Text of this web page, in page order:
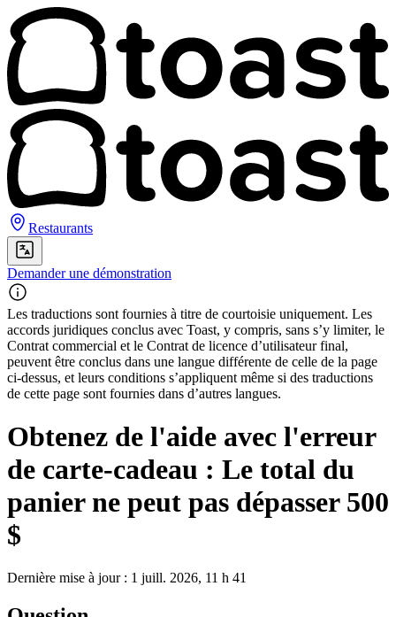
Restaurants
Demander une démonstration
Les traductions sont fournies à titre de courtoisie uniquement. Les
accords juridiques conclus avec Toast, y compris, sans s’y limiter, le
Contrat commercial et le Contrat de licence d’utilisateur final,
peuvent être conclus dans une langue différente de celle de la page
ci-dessus, et leurs conditions s’appliquent même si des traductions
de cette page sont fournies dans d’autres langues.
Obtenez de l'aide avec l'erreur
de carte-cadeau : Le total du
panier ne peut pas dépasser 500
$
Dernière mise à jour : 1 juill. 2026, 11 h 41